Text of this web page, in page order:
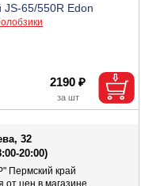
JS-65/550R Edon
2190 ₽
32
20:00)
край
от цен в магазине